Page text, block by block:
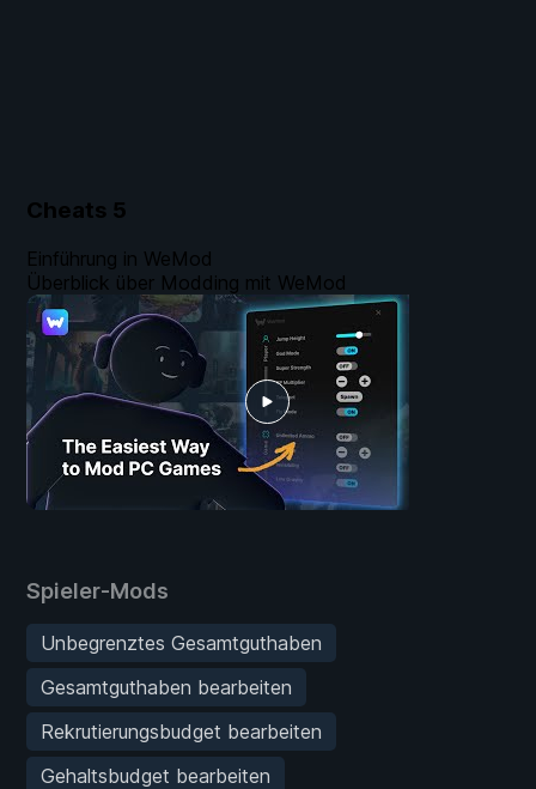
Cheats 5
Spieler-Mods
Unbegrenztes Gesamtguthaben
Gesamtguthaben bearbeiten
Rekrutierungsbudget bearbeiten
Gehaltsbudget bearbeiten
Einführung in WeMod
Überblick über Modding mit WeMod